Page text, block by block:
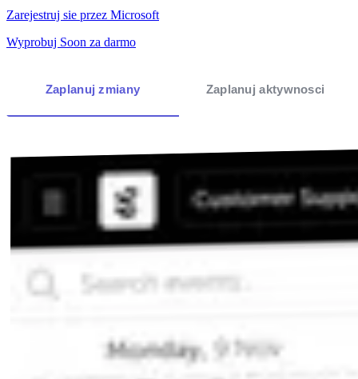
Zarejestruj sie przez Microsoft
Wyprobuj Soon za darmo
Zaplanuj zmiany Zaplanuj aktywnosci